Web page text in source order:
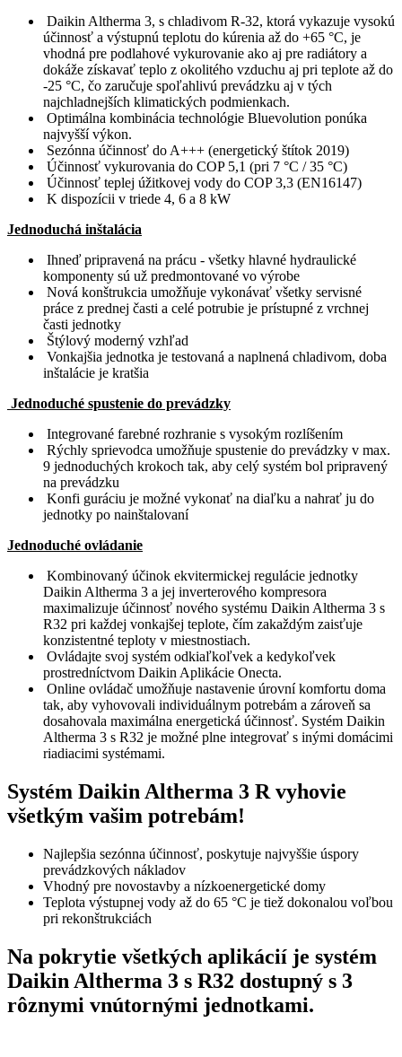
Daikin Altherma 3, s chladivom R-32, ktorá vykazuje vysokú
účinnosť a výstupnú teplotu do kúrenia až do +65 °C, je
vhodná pre podlahové vykurovanie ako aj pre radiátory a
dokáže získavať teplo z okolitého vzduchu aj pri teplote až do
-25 °C, čo zaručuje spoľahlivú prevádzku aj v tých
najchladnejších klimatických podmienkach.
Optimálna kombinácia technológie Bluevolution ponúka
najvyšší výkon.
Sezónna účinnosť do A+++ (energetický štítok 2019)
Účinnosť vykurovania do COP 5,1 (pri 7 °C / 35 °C)
Účinnosť teplej úžitkovej vody do COP 3,3 (EN16147)
K dispozícii v triede 4, 6 a 8 kW
Jednoduchá inštalácia
Ihneď pripravená na prácu - všetky hlavné hydraulické
komponenty sú už predmontované vo výrobe
Nová konštrukcia umožňuje vykonávať všetky servisné
práce z prednej časti a celé potrubie je prístupné z vrchnej
časti jednotky
Štýlový moderný vzhľad
Vonkajšia jednotka je testovaná a naplnená chladivom, doba
inštalácie je kratšia
Jednoduché spustenie do prevádzky
Integrované farebné rozhranie s vysokým rozlíšením
Rýchly sprievodca umožňuje spustenie do prevádzky v max.
9 jednoduchých krokoch tak, aby celý systém bol pripravený
na prevádzku
Konfi guráciu je možné vykonať na diaľku a nahrať ju do
jednotky po nainštalovaní
Jednoduché ovládanie
Kombinovaný účinok ekvitermickej regulácie jednotky
Daikin Altherma 3 a jej inverterového kompresora
maximalizuje účinnosť nového systému Daikin Altherma 3 s
R32 pri každej vonkajšej teplote, čím zakaždým zaisťuje
konzistentné teploty v miestnostiach.
Ovládajte svoj systém odkiaľkoľvek a kedykoľvek
prostredníctvom Daikin Aplikácie Onecta.
Online ovládač umožňuje nastavenie úrovní komfortu doma
tak, aby vyhovovali individuálnym potrebám a zároveň sa
dosahovala maximálna energetická účinnosť. Systém Daikin
Altherma 3 s R32 je možné plne integrovať s inými domácimi
riadiacimi systémami.
Systém Daikin Altherma 3 R vyhovie
všetkým vašim potrebám!
Najlepšia sezónna účinnosť, poskytuje najvyššie úspory
prevádzkových nákladov
Vhodný pre novostavby a nízkoenergetické domy
Teplota výstupnej vody až do 65 °C je tiež dokonalou voľbou
pri rekonštrukciách
Na pokrytie všetkých aplikácií je systém
Daikin Altherma 3 s R32 dostupný s 3
rôznymi vnútornými jednotkami.